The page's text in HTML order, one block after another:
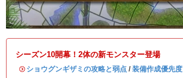
シーズン10開幕！2体の新モンスター登場
・ ショウグンギザミの攻略と弱点 / 装備作成優先度